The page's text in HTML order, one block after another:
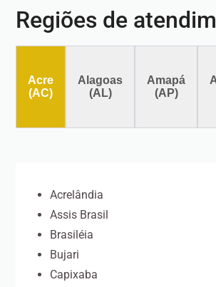
Regiões de
Acre
(AC)
Alagoas
(AL)
Amapá
(AP)
Acrelândia
Assis Brasil
Brasiléia
Bujari
Capixaba